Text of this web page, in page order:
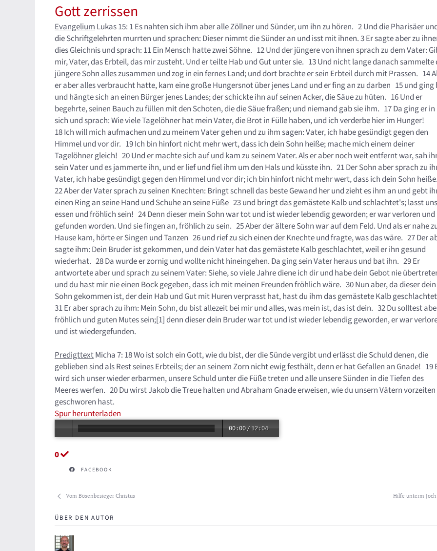
Gott zerrissen
EvangeliumLukas 15: 1 Es nahten sich ihm aber alle Zöllner und Sünder, um ihn zu hören. 2 Und die Pharisäer
die Schriftgelehrten murrten und sprachen: Dieser nimmt die Sünder an und isst mit ihnen. 3 Er sagte aber zu
dies Gleichnis und sprach: 11 Ein Mensch hatte zwei Söhne. 12 Und der jüngere von ihnen sprach zu dem Vater:
mir, Vater, das Erbteil, das mir zusteht. Und er teilte Hab und Gut unter sie. 13 Und nicht lange danach sammelte
jüngere Sohn alles zusammen und zog in ein fernes Land; und dort brachte er sein Erbteil durch mit Prassen. 14
er aber alles verbraucht hatte, kam eine große Hungersnot über jenes Land und er fing an zu darben 15 und ging
und hängte sich an einen Bürger jenes Landes; der schickte ihn auf seinen Acker, die Säue zu hüten. 16 Und er
begehrte, seinen Bauch zu füllen mit den Schoten, die die Säue fraßen; und niemand gab sie ihm. 17 Da ging er in
sich und sprach: Wie viele Tagelöhner hat mein Vater, die Brot in Fülle haben, und ich verderbe hier im Hunger!
18 Ich will mich aufmachen und zu meinem Vater gehen und zu ihm sagen: Vater, ich habe gesündigt gegen den
Himmel und vor dir. 19 Ich bin hinfort nicht mehr wert, dass ich dein Sohn heiße; mache mich einem deiner
Tagelöhner gleich! 20 Und er machte sich auf und kam zu seinem Vater. Als er aber noch weit entfernt war, sah
sein Vater und es jammerte ihn, und er lief und fiel ihm um den Hals und küsste ihn. 21 Der Sohn aber sprach zu
Vater, ich habe gesündigt gegen den Himmel und vor dir; ich bin hinfort nicht mehr wert, dass ich dein Sohn heiße.
22 Aber der Vater sprach zu seinen Knechten: Bringt schnell das beste Gewand her und zieht es ihm an und gebt
einen Ring an seine Hand und Schuhe an seine Füße 23 und bringt das gemästete Kalb und schlachtet's; lasst uns
essen und fröhlich sein! 24 Denn dieser mein Sohn war tot und ist wieder lebendig geworden; er war verloren
gefunden worden. Und sie fingen an, fröhlich zu sein. 25 Aber der ältere Sohn war auf dem Feld. Und als er nahe
Hause kam, hörte er Singen und Tanzen 26 und rief zu sich einen der Knechte und fragte, was das wäre. 27 Der
sagte ihm: Dein Bruder ist gekommen, und dein Vater hat das gemästete Kalb geschlachtet, weil er ihn gesund
wiederhat. 28 Da wurde er zornig und wollte nicht hineingehen. Da ging sein Vater heraus und bat ihn. 29 Er
antwortete aber und sprach zu seinem Vater: Siehe, so viele Jahre diene ich dir und habe dein Gebot nie
und du hast mir nie einen Bock gegeben, dass ich mit meinen Freunden fröhlich wäre. 30 Nun aber, da dieser dein
Sohn gekommen ist, der dein Hab und Gut mit Huren verprasst hat, hast du ihm das gemästete Kalb
31 Er aber sprach zu ihm: Mein Sohn, du bist allezeit bei mir und alles, was mein ist, das ist dein. 32 Du solltest
fröhlich und guten Mutes sein;[1] denn dieser dein Bruder war tot und ist wieder lebendig geworden, er war
und ist wiedergefunden.
PredigttextMicha 7: 18 Wo ist solch ein Gott, wie du bist, der die Sünde vergibt und erlässt die Schuld denen, die
geblieben sind als Rest seines Erbteils; der an seinem Zorn nicht ewig festhält, denn er hat Gefallen an Gnade! 19
wird sich unser wieder erbarmen, unsere Schuld unter die Füße treten und alle unsere Sünden in die Tiefen des
Meeres werfen. 20 Du wirst Jakob die Treue halten und Abraham Gnade erweisen, wie du unsern Vätern vorzeiten
geschworen hast.
Spur herunterladen
00:00 / 12:04
0
FACEBOOK
Vom Bösenbesieger Christus Hilfe unterm Joch
ÜBER DEN AUTOR